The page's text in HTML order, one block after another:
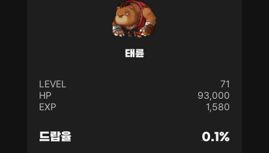
태륜
LEVEL
71
HP
93,000
EXP
1,580
드랍율 0.1%